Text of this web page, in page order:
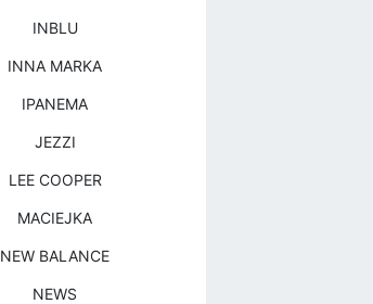
INBLU
INNA MARKA
IPANEMA
JEZZI
LEE COOPER
MACIEJKA
NEW BALANCE
NEWS